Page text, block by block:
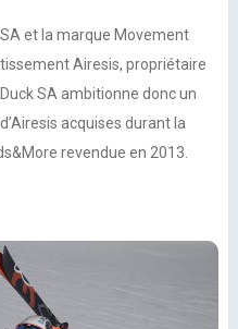
et la marque Movement
Airesis, propriétaire
SA ambitionne donc un
acquises durant la
revendue en 2013.